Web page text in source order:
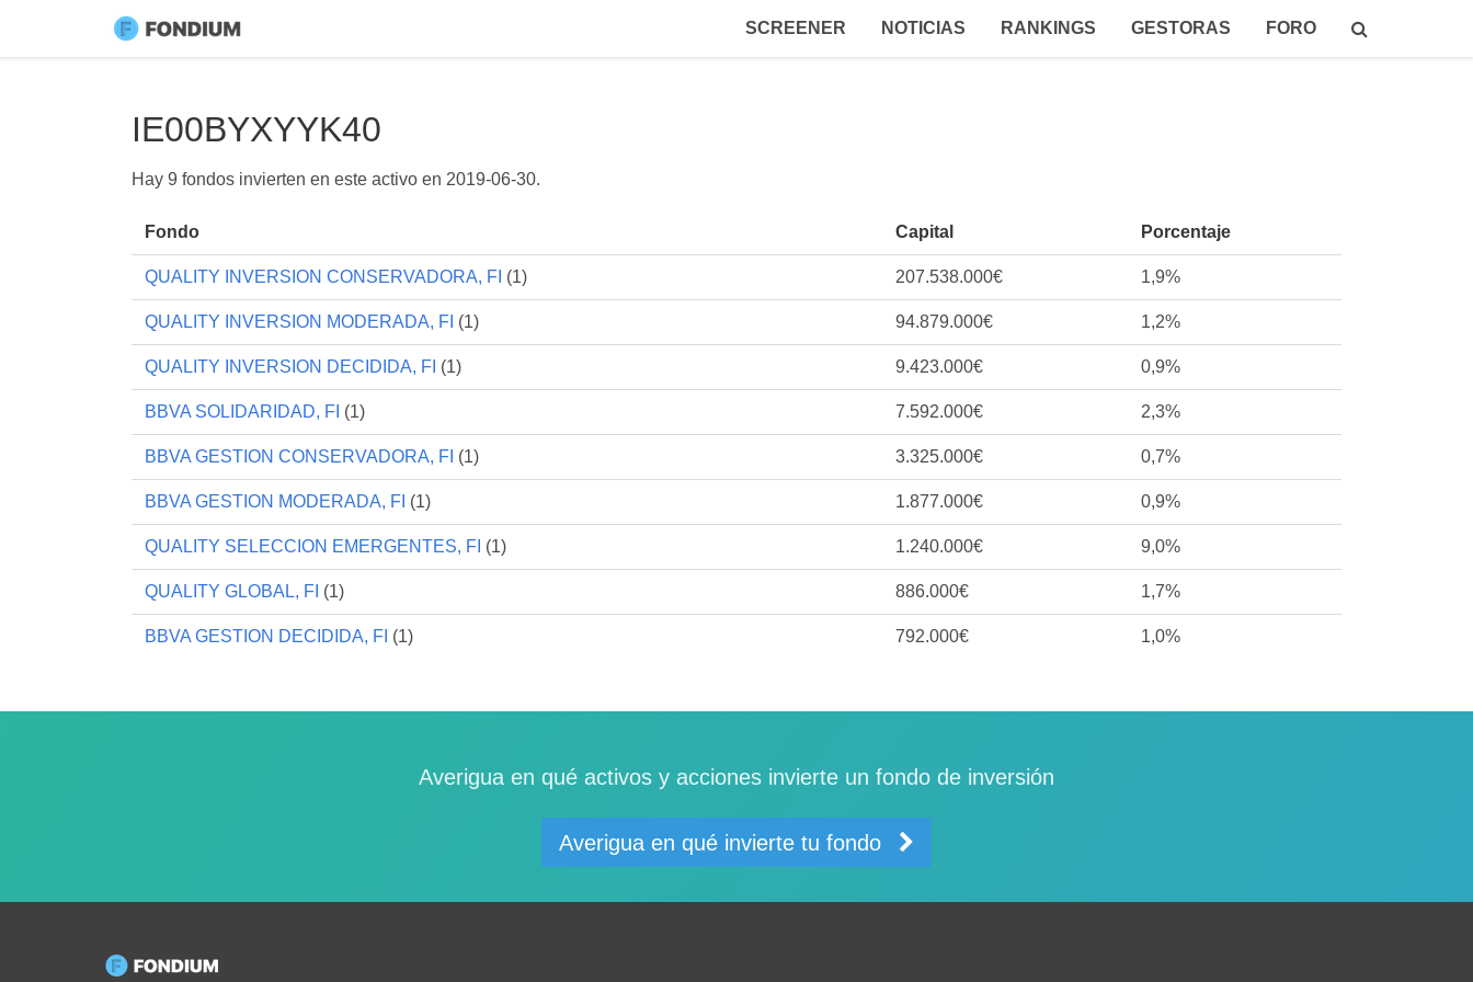
SCREENER NOTICIAS RANKINGS GESTORAS FORO
IE00BYXYYK40
Hay 9 fondos invierten en este activo en 2019-06-30.
Fondo Capital Porcentaje
QUALITY INVERSION CONSERVADORA, FI (1) 207.538.000€ 1,9%
QUALITY INVERSION MODERADA, FI (1) 94.879.000€ 1,2%
QUALITY INVERSION DECIDIDA, FI (1) 9.423.000€ 0,9%
BBVA SOLIDARIDAD, FI (1) 7.592.000€ 2,3%
BBVA GESTION CONSERVADORA, FI (1) 3.325.000€ 0,7%
BBVA GESTION MODERADA, FI (1) 1.877.000€ 0,9%
QUALITY SELECCION EMERGENTES, FI (1) 1.240.000€ 9,0%
QUALITY GLOBAL, FI (1) 886.000€ 1,7%
BBVA GESTION DECIDIDA, FI (1) 792.000€ 1,0%
Averigua en qué activos y acciones invierte un fondo de inversión
Averigua en qué invierte tu fondo